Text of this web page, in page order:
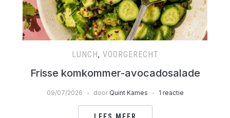
LUNCH, VOORGERECHT
Frisse komkommer-avocadosalade
09/07/2026 door Quint Kames 1 reactie